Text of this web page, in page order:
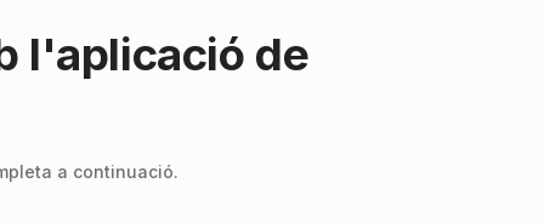
l'aplicació de
a continuació.